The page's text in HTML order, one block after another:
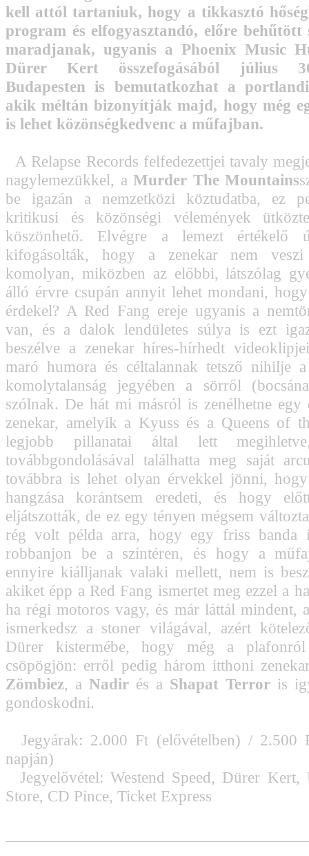
kell attól tartaniuk, hogy a tikkasztó
program és elfogyasztandó, előre
maradjanak, ugyanis a Phoenix Music
Dürer Kert összefogásából július
Budapesten is bemutatkozhat a
akik méltán bizonyítják majd, hogy még
is lehet közönségkedvenc a műfajban.
A Relapse Records felfedezettjei tavaly
nagylemezükkel, aMurder The Mountains
be igazán a nemzetközi köztudatba, ez
kritikusi és közönségi vélemények
köszönhető. Elvégre a lemezt értékelő
kifogásolták, hogy a zenekar nem
komolyan, miközben az előbbi, látszólag
álló érvre csupán annyit lehet mondani,
érdekel? A Red Fang ereje ugyanis a
van, és a dalok lendületes súlya is ezt
beszélve a zenekar híres-hírhedt
maró humora és céltalannak tetsző nihilje
komolytalanság jegyében a sörről
szólnak. De hát mi másról is zenélhetne egy
zenekar, amelyik a Kyuss és a Queens of
legjobb pillanatai által lett
továbbgondolásával találhatta meg saját
továbbra is lehet olyan érvekkel jönni,
hangzása korántsem eredeti, és hogy
eljátszották, de ez egy tényen mégsem
rég volt példa arra, hogy egy friss banda
robbanjon be a színtéren, és hogy a
ennyire kiálljanak valaki mellett, nem is
akiket épp a Red Fang ismertet meg ezzel a
ha régi motoros vagy, és már láttál mindent,
ismerkedsz a stoner világával, azért
Dürer kistermébe, hogy még a
csöpögjön: erről pedig három itthoni
Zömbiez, a Nadir és a Shapat Terror is
gondoskodni.
Jegyárak: 2.000 Ft (elővételben) / 2.500
napján)
Jegyelővétel: Westend Speed, Dürer Kert,
Store, CD Pince, Ticket Express